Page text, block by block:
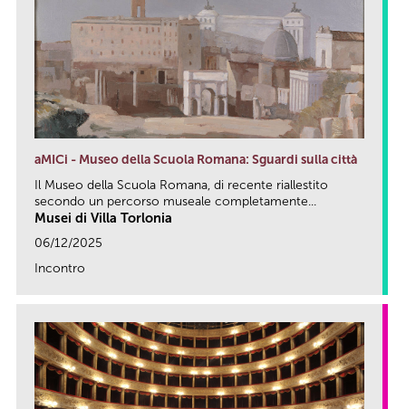
aMICi - Museo della Scuola Romana: Sguardi sulla città
Il Museo della Scuola Romana, di recente riallestito
secondo un percorso museale completamente...
Musei di Villa Torlonia
06/12/2025
Incontro